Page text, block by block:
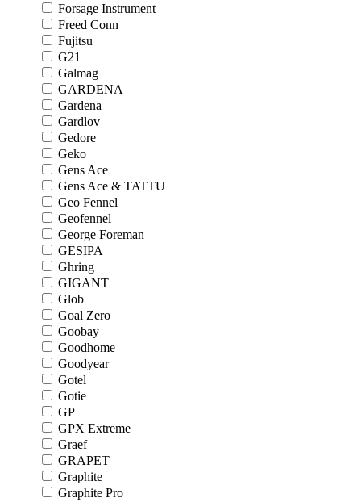
Forsage Instrument
Freed Conn
Fujitsu
G21
Galmag
GARDENA
Gardena
Gardlov
Gedore
Geko
Gens Ace
Gens Ace & TATTU
Geo Fennel
Geofennel
George Foreman
GESIPA
Ghring
GIGANT
Glob
Goal Zero
Goobay
Goodhome
Goodyear
Gotel
Gotie
GP
GPX Extreme
Graef
GRAPET
Graphite
Graphite Pro